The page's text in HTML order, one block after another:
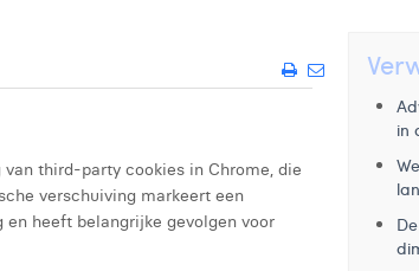
third-party cookies in Chrome, die
verschuiving markeert een
heeft belangrijke gevolgen voor
in